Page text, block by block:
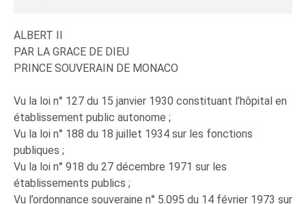
ALBERT II
PAR LA GRACE DE DIEU
PRINCE SOUVERAIN DE MONACO
Vu la loi n° 127 du 15 janvier 1930 constituant l’hôpital en
établissement public autonome ;
Vu la loi n° 188 du 18 juillet 1934 sur les fonctions
publiques ;
Vu la loi n° 918 du 27 décembre 1971 sur les
établissements publics ;
Vu l’ordonnance souveraine n° 5.095 du 14 février 1973 sur